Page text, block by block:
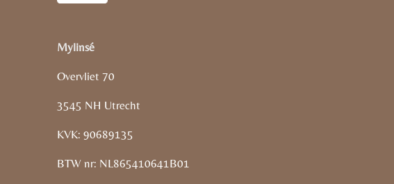
Mylinsé
Overvliet 70
3545 NH Utrecht
KVK: 90689135
BTW nr: NL865410641B01